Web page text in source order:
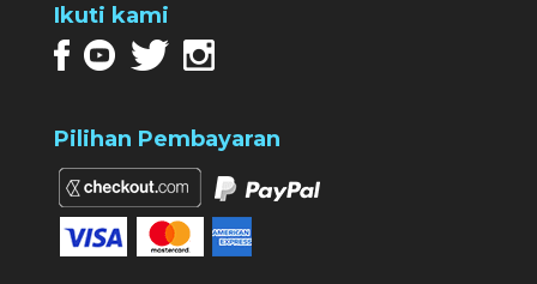
Ikuti kami
Pilihan Pembayaran